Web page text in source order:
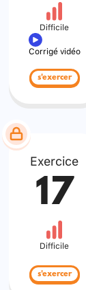
Difficile
Corrigé vidéo
s'exercer
Exercice
17
Difficile
s'exercer